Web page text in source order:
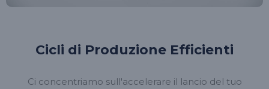
Cicli di Produzione Efficienti
Ci concentriamo sull'accelerare il lancio del tuo